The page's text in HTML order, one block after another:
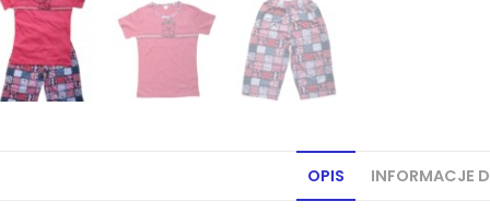
OPIS INFORMACJE